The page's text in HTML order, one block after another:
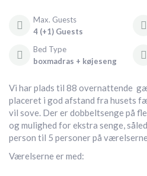
Max. Guests
4 (+1) Guests
Bed Type
boxmadras + køjeseng
Vi har plads til 88 overnattende
placeret i god afstand fra husets
vil sove. Der er dobbeltsenge på
og mulighed for ekstra senge,
person til 5 personer på
Værelserne er med: